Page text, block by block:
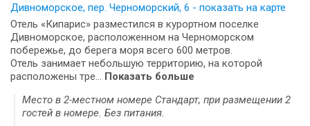
Дивноморское, пер. Черноморский, 6 - показать на карте
Отель «Кипарис» разместился в курортном поселке
Дивноморское, расположенном на Черноморском
побережье, до берега моря всего 600 метров.
Отель занимает небольшую территорию, на которой
расположены тре... Показать больше
Место в 2-местном номере Стандарт, при размещении 2
гостей в номере. Без питания.